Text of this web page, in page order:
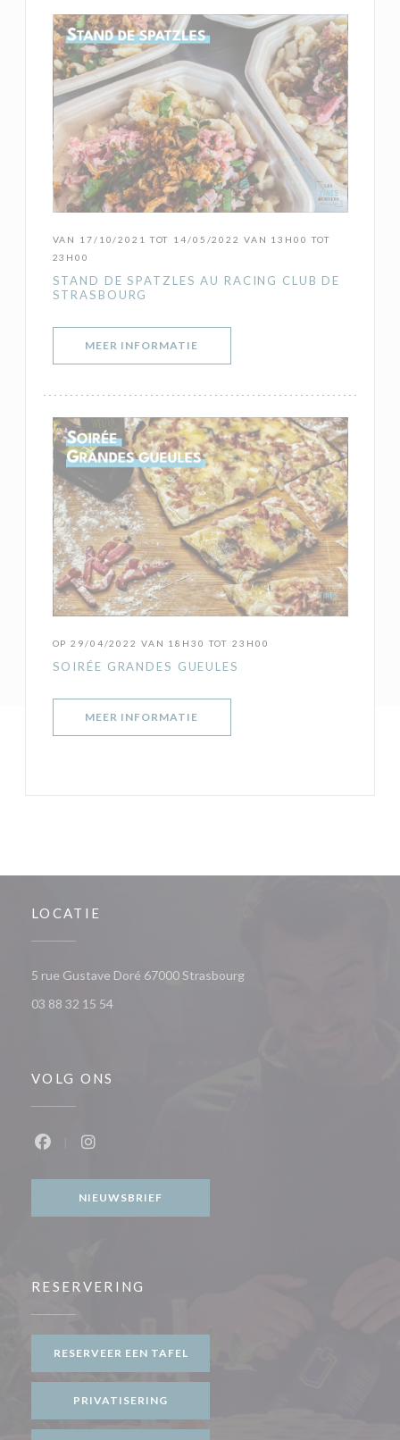
VAN 17/10/2021 TOT 14/05/2022 VAN 13H00 TOT
23H00
STAND DE SPATZLES AU RACING CLUB DE
STRASBOURG
MEER INFORMATIE
OP 29/04/2022 VAN 18H30 TOT 23H00
SOIRÉE GRANDES GUEULES
MEER INFORMATIE
LOCATIE
5 rue Gustave Doré 67000 Strasbourg((opent in een nieuw
03 88 32 15 54
VOLG ONS
NIEUWSBRIEF
RESERVERING
RESERVEER EEN TAFEL
PRIVATISERING